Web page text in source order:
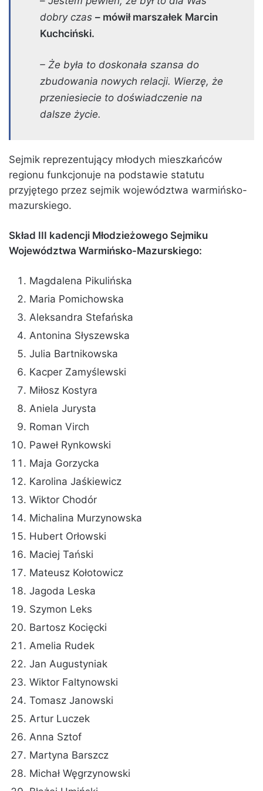
dobry czas – mówił marszałek Marcin
Kuchciński.
– Że była to doskonała szansa do
zbudowania nowych relacji. Wierzę, że
przeniesiecie to doświadczenie na
dalsze życie.
Sejmik reprezentujący młodych mieszkańców
regionu funkcjonuje na podstawie statutu
przyjętego przez sejmik województwa warmińsko-
mazurskiego.
Skład III kadencji Młodzieżowego Sejmiku
Województwa Warmińsko-Mazurskiego:
Magdalena Pikulińska
Maria Pomichowska
Aleksandra Stefańska
Antonina Słyszewska
Julia Bartnikowska
Kacper Zamyślewski
Miłosz Kostyra
Aniela Jurysta
Roman Virch
Paweł Rynkowski
Maja Gorzycka
Karolina Jaśkiewicz
Wiktor Chodór
Michalina Murzynowska
Hubert Orłowski
Maciej Tański
Mateusz Kołotowicz
Jagoda Leska
Szymon Leks
Bartosz Kocięcki
Amelia Rudek
Jan Augustyniak
Wiktor Faltynowski
Tomasz Janowski
Artur Luczek
Anna Sztof
Martyna Barszcz
Michał Węgrzynowski